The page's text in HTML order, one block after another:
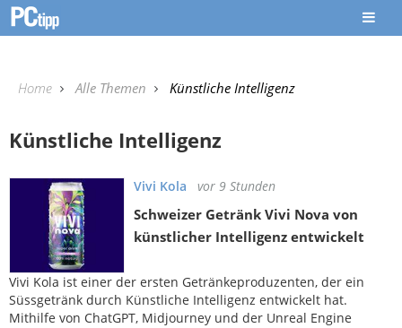
Home Alle Themen Künstliche Intelligenz
Künstliche Intelligenz
Vivi Kola vor 9 Stunden
Schweizer Getränk Vivi Nova von
künstlicher Intelligenz entwickelt
Vivi Kola ist einer der ersten Getränkeproduzenten, der ein
Süssgetränk durch Künstliche Intelligenz entwickelt hat.
Mithilfe von ChatGPT, Midjourney und der Unreal Engine